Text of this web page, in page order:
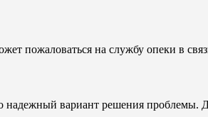
пожаловаться на службу опеки в
вариант решения проблемы.